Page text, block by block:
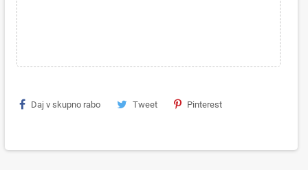
Daj v skupno rabo Tweet Pinterest